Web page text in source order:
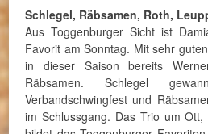
Schlegel, Räbsamen, Roth,
Aus Toggenburger Sicht ist
Favorit am Sonntag. Mit sehr
in dieser Saison bereits
Räbsamen. Schlegel
Verbandschwingfest und
im Schlussgang. Das Trio um